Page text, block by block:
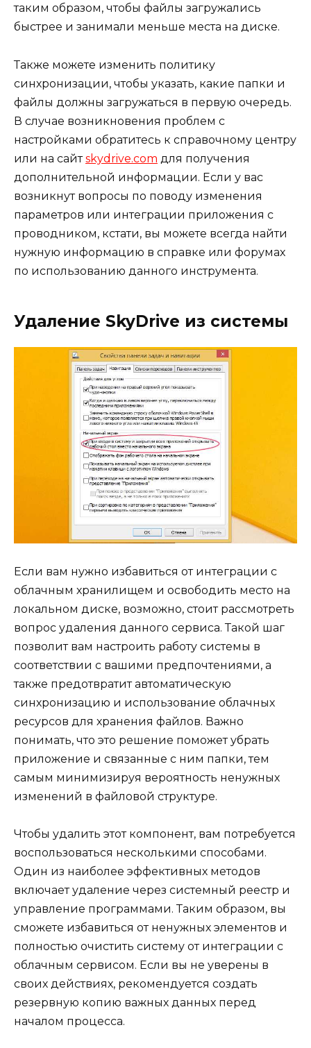
таким образом, чтобы файлы загружались
быстрее и занимали меньше места на диске.
Также можете изменить политику
синхронизации, чтобы указать, какие папки и
файлы должны загружаться в первую очередь.
В случае возникновения проблем с
настройками обратитесь к справочному центру
или на сайтskydrive.com для получения
дополнительной информации. Если у вас
возникнут вопросы по поводу изменения
параметров или интеграции приложения с
проводником, кстати, вы можете всегда найти
нужную информацию в справке или форумах
по использованию данного инструмента.
Удаление SkyDrive из системы
Если вам нужно избавиться от интеграции с
облачным хранилищем и освободить место на
локальном диске, возможно, стоит рассмотреть
вопрос удаления данного сервиса. Такой шаг
позволит вам настроить работу системы в
соответствии с вашими предпочтениями, а
также предотвратит автоматическую
синхронизацию и использование облачных
ресурсов для хранения файлов. Важно
понимать, что это решение поможет убрать
приложение и связанные с ним папки, тем
самым минимизируя вероятность ненужных
изменений в файловой структуре.
Чтобы удалить этот компонент, вам потребуется
воспользоваться несколькими способами.
Один из наиболее эффективных методов
включает удаление через системный реестр и
управление программами. Таким образом, вы
сможете избавиться от ненужных элементов и
полностью очистить систему от интеграции с
облачным сервисом. Если вы не уверены в
своих действиях, рекомендуется создать
резервную копию важных данных перед
началом процесса.